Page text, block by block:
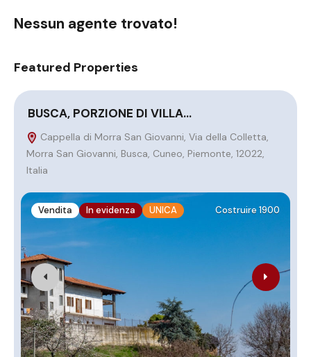
Nessun agente trovato!
Featured Properties
BUSCA, PORZIONE DI VILLA…
Cappella di Morra San Giovanni, Via della Colletta,
Morra San Giovanni, Busca, Cuneo, Piemonte, 12022,
Italia
Vendita In evidenza UNICA Costruire 1900